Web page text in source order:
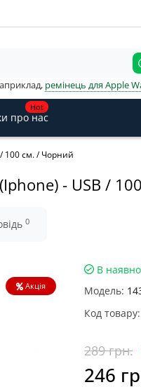
ремінець для Apple
Hot
про нас
100 см. / Чорний
- USB /
0
Акція
В
Модель:
Код товару:
289 грн.
246